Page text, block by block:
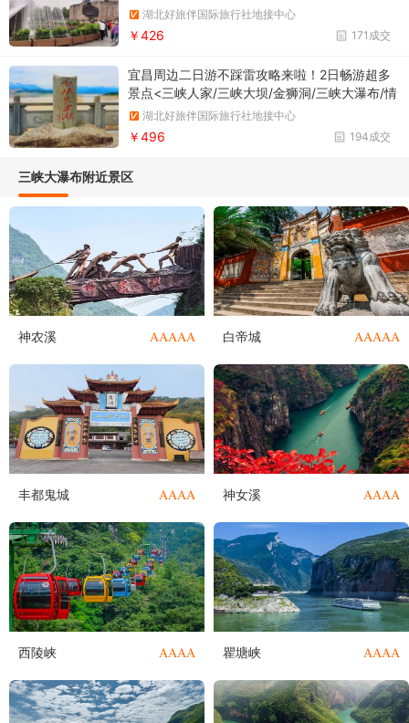
谷飞瀑、巴人文化，金狮洞——艺术迷宫，浪漫
情人泉，观西陵奇峡，大坝风采
湖北好旅伴国际旅行社地接中心
171成交
￥426
宜昌周边二日游不踩雷攻略来啦！2日畅游超多
景点<三峡人家/三峡大坝/金狮洞/三峡大瀑布/情
人泉>专线专船直达人家，沿途欣赏西陵峡风
光，三峡人家，三峡大坝，人文和科技一网打尽
湖北好旅伴国际旅行社地接中心
194成交
￥496
三峡大瀑布附近景区
神农溪 AAAAA 白帝城 AAAAA
丰都鬼城 AAAA 神女溪 AAAA
西陵峡 AAAA 瞿塘峡 AAAA